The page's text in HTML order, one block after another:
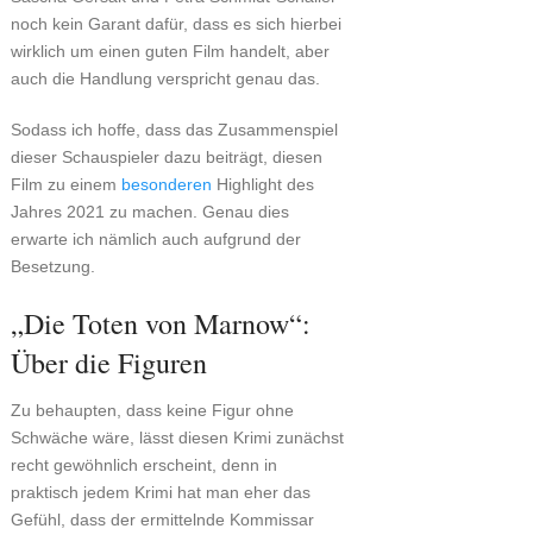
noch kein Garant dafür, dass es sich hierbei
wirklich um einen guten Film handelt, aber
auch die Handlung verspricht genau das.
Sodass ich hoffe, dass das Zusammenspiel
dieser Schauspieler dazu beiträgt, diesen
Film zu einem besonderen Highlight des
Jahres 2021 zu machen. Genau dies
erwarte ich nämlich auch aufgrund der
Besetzung.
„Die Toten von Marnow“:
Über die Figuren
Zu behaupten, dass keine Figur ohne
Schwäche wäre, lässt diesen Krimi zunächst
recht gewöhnlich erscheint, denn in
praktisch jedem Krimi hat man eher das
Gefühl, dass der ermittelnde Kommissar